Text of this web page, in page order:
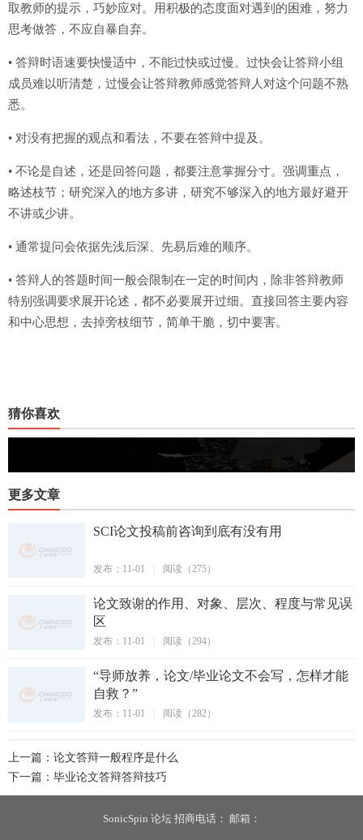
取教师的提示，巧妙应对。用积极的态度面对遇到的困难，努力
思考做答，不应自暴自弃。
• 答辩时语速要快慢适中，不能过快或过慢。过快会让答辩小组
成员难以听清楚，过慢会让答辩教师感觉答辩人对这个问题不熟
悉。
• 对没有把握的观点和看法，不要在答辩中提及。
• 不论是自述，还是回答问题，都要注意掌握分寸。强调重点，
略述枝节；研究深入的地方多讲，研究不够深入的地方最好避开
不讲或少讲。
• 通常提问会依据先浅后深、先易后难的顺序。
• 答辩人的答题时间一般会限制在一定的时间内，除非答辩教师
特别强调要求展开论述，都不必要展开过细。直接回答主要内容
和中心思想，去掉旁枝细节，简单干脆，切中要害。
猜你喜欢
更多文章
SCI论文投稿前咨询到底有没有用
发布：11-01 阅读（275）
论文致谢的作用、对象、层次、程度与常见误
区
发布：11-01 阅读（294）
“导师放养，论文/毕业论文不会写，怎样才能
自救？”
发布：11-01 阅读（282）
上一篇： 论文答辩一般程序是什么
下一篇： 毕业论文答辩答辩技巧
SonicSpin 论坛 招商电话： 邮箱：